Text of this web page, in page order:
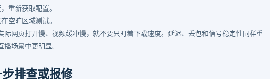
重新获取配置。
空旷区域测试。
际网页打开慢、视频缓冲慢，就不要只盯着下载速度。延迟、丢包和信号稳定性同样重
场景中更明显。
排查或报修